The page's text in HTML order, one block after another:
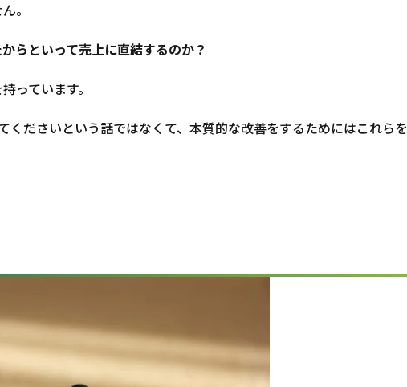
。
らといって売上に直結するのか？
っています。
くださいという話ではなくて、本質的な改善をするためにはこれらを